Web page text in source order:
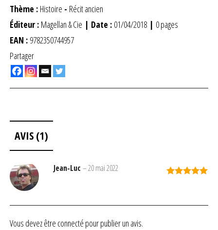
Thème : Histoire - Récit ancien
Éditeur : Magellan & Cie | Date : 01/04/2018 | 0 pages
EAN : 9782350744957
Partager
AVIS (1)
Jean-Luc –20 mai 2022
Vous devez être connecté pour publier un avis.